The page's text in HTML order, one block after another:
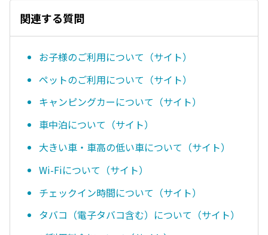
関連する質問
お子様のご利用について（サイト）
ペットのご利用について（サイト）
キャンピングカーについて（サイト）
車中泊について（サイト）
大きい車・車高の低い車について（サイト）
Wi-Fiについて（サイト）
チェックイン時間について（サイト）
タバコ（電子タバコ含む）について（サイト）